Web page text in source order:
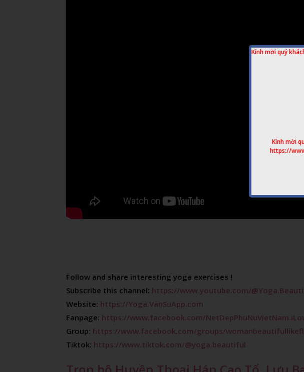
Kính mời quý
Kính mời
https://
Follow and share interesting yoga exercises !
Subscribe this channel: https://www.youtube.com/
Website: https://Yoga.VanSuApp.com
Fanpage: https://www.facebook.com/
Group: https://www.facebook.com/groups/
Tiktok: https://www.tiktok.com/@yoga.beautiful